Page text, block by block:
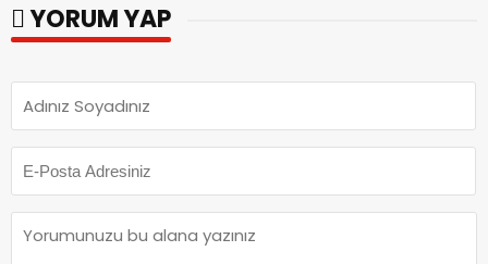
YORUM YAP